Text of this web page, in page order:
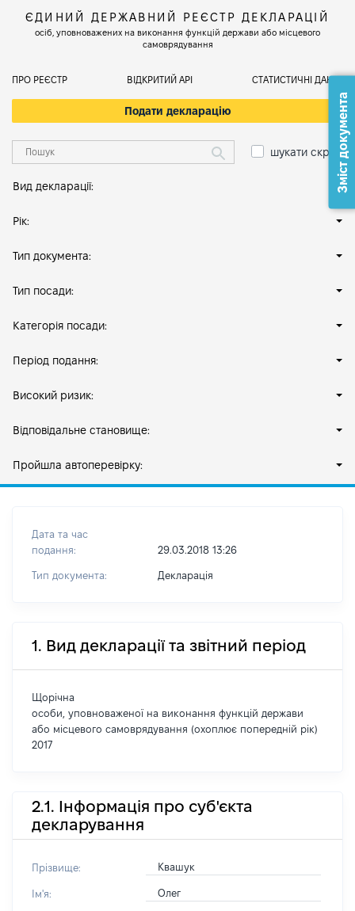
ЄДИНИЙ ДЕРЖАВНИЙ РЕЄСТР ДЕКЛАРАЦІЙ
осіб, уповноважених на виконання функцій держави або місцевого
самоврядування
ПРО РЕЄСТР ВІДКРИТИЙ АРІ СТАТИСТИЧНІ ДАНІ
Подати декларацію
шукати скрізь
Вид декларації:
Рік:
Тип документа:
Тип посади:
Категорія посади:
Період подання:
Високий ризик:
Відповідальне становище:
Пройшла автоперевірку:
Дата та час
подання:
29.03.2018 13:26
Тип документа: Декларація
1. Вид декларації та звітний період
Щорічна
особи, уповноваженої на виконання функцій держави
або місцевого самоврядування (охоплює попередній рік)
2017
2.1. Інформація про суб'єкта
декларування
Прізвище: Квашук
Ім'я: Олег
Зміст документа